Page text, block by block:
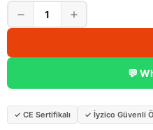
1
💬
✓ CE Sertifikalı ✓ İyzico Güvenli